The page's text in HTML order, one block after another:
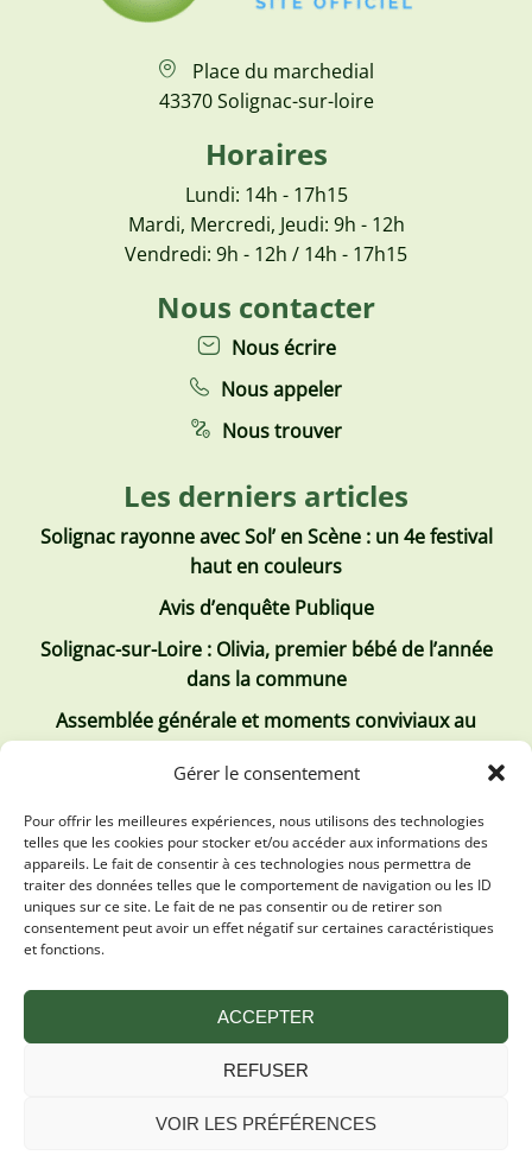
Gérer le consentement
Pour offrir les meilleures expériences, nous utilisons des technologies
telles que les cookies pour stocker et/ou accéder aux informations des
appareils. Le fait de consentir à ces technologies nous permettra de
traiter des données telles que le comportement de navigation ou les ID
uniques sur ce site. Le fait de ne pas consentir ou de retirer son
consentement peut avoir un effet négatif sur certaines caractéristiques
et fonctions.
ACCEPTER
REFUSER
VOIR LES PRÉFÉRENCES
Place du marchedial
43370 Solignac-sur-loire
Horaires
Lundi: 14h - 17h15
Mardi, Mercredi, Jeudi: 9h - 12h
Vendredi: 9h - 12h / 14h - 17h15
Nous contacter
Nous écrire
Nous appeler
Nous trouver
Les derniers articles
Solignac rayonne avec Sol’ en Scène : un 4e festival
haut en couleurs
Avis d’enquête Publique
Solignac-sur-Loire : Olivia, premier bébé de l’année
dans la commune
Assemblée générale et moments conviviaux au
Club Tous ensemble
Les derniers comptes rendus
Conseil municipal 2 juillet 2026
Conseil Municipal du 30 avril 2026